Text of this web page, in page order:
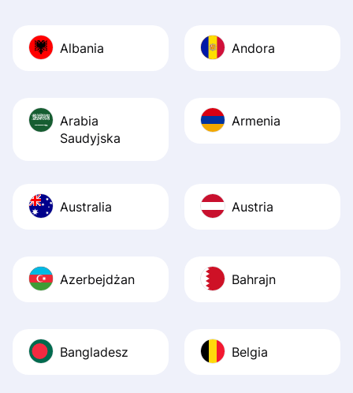
Recommend it!
Albania Andora
Arabia
Saudyjska
Armenia
Australia Austria
Azerbejdżan Bahrajn
Bangladesz Belgia